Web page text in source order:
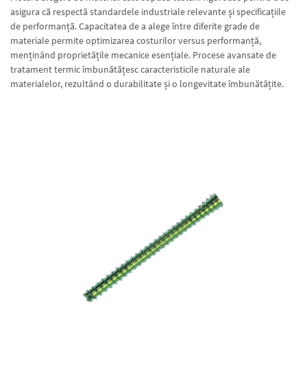
asigura că respectă standardele industriale relevante și specificațiile
de performanță. Capacitatea de a alege între diferite grade de
materiale permite optimizarea costurilor versus performanță,
menținând proprietățile mecanice esențiale. Procese avansate de
tratament termic îmbunătățesc caracteristicile naturale ale
materialelor, rezultând o durabilitate și o longevitate îmbunătățite.